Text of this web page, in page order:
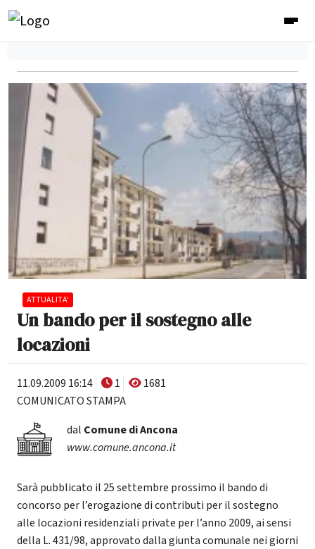
ATTUALITA'
Un bando per il sostegno alle
locazioni
11.09.2009 16:14 1
1681
COMUNICATO STAMPA
dal Comune di Ancona
www.comune.ancona.it
Sarà pubblicato il 25 settembre prossimo il bando di
concorso per l’erogazione di contributi per il sostegno
alle locazioni residenziali private per l’anno 2009, ai sensi
della L. 431/98, approvato dalla giunta comunale nei giorni